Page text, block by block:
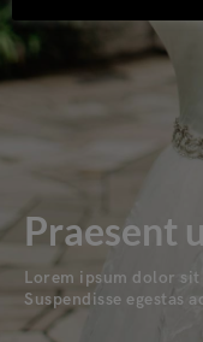
Praesent
Lorem ipsum dolor
Suspendisse egestas